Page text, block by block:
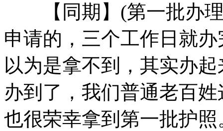
实拍化学老师用水和添加剂合成果汁
山西运城恶犬咬伤多人 警民合力深夜将其击毙
【同期】(第一批办理
申请的，三个工作日就
以为是拿不到，其实办
办到了，我们普通老百
也很荣幸拿到第一批护照